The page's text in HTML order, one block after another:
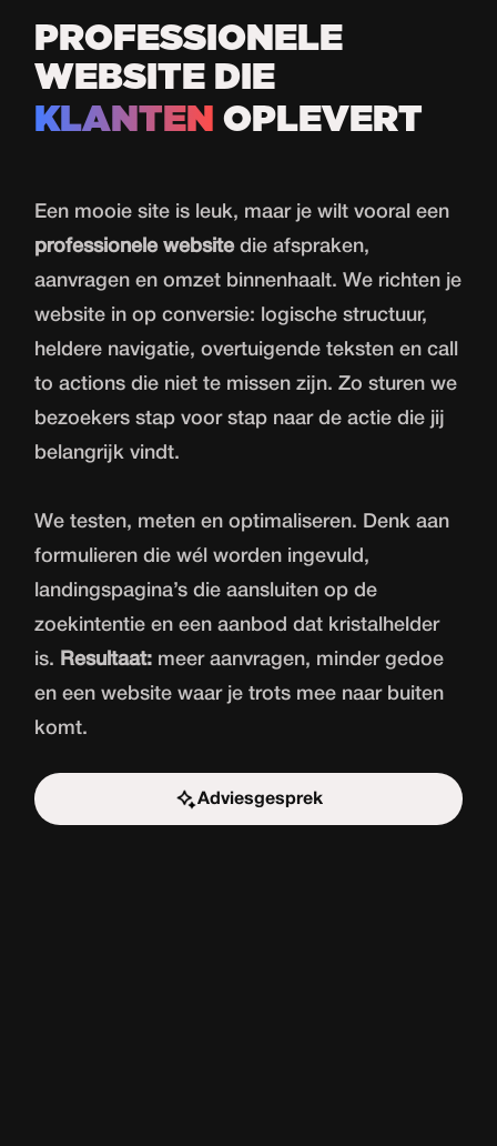
PROFESSIONELE
WEBSITE DIE
KLANTEN OPLEVERT
Een mooie site is leuk, maar je wilt vooral een
professionele websitedie afspraken,
aanvragen en omzet binnenhaalt. We richten je
website in op conversie: logische structuur,
heldere navigatie, overtuigende teksten en call
to actions die niet te missen zijn. Zo sturen we
bezoekers stap voor stap naar de actie die jij
belangrijk vindt.
We testen, meten en optimaliseren. Denk aan
formulieren die wél worden ingevuld,
landingspagina’s die aansluiten op de
zoekintentie en een aanbod dat kristalhelder
is.
Resultaat: meer aanvragen, minder gedoe
en een website waar je trots mee naar buiten
komt.
Adviesgesprek
Start de uitdaging